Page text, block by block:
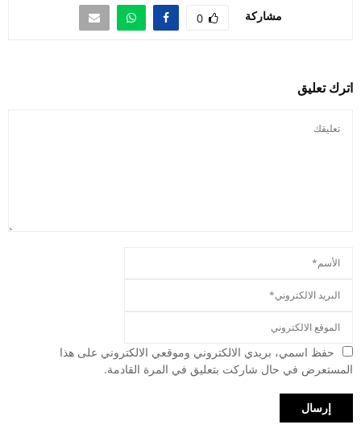
مشاركة 0
اترك تعليق
حفظ اسمي، بريدي الالكتروني وموقعي الالكتروني على هذا
المستعرض في حال شاركت بتعليق في المرة القادمة.